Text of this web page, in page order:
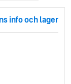
info och lager